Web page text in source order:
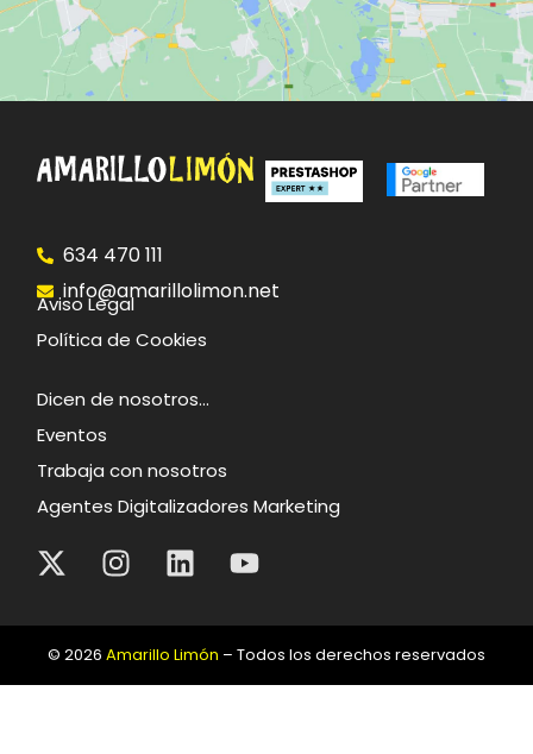
634 470 111
info@amarillolimon.net
Aviso Legal
Política de Cookies
Dicen de nosotros…
Eventos
Trabaja con nosotros
Agentes Digitalizadores Marketing
© 2026 Amarillo Limón – Todos los derechos reservados